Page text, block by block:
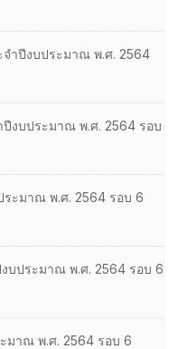
จำปีงบประมาณ พ.ศ. 2564
งบประมาณ พ.ศ. 2564 รอบ
ระมาณ พ.ศ. 2564 รอบ 6
บประมาณ พ.ศ. 2564 รอบ 6
มาณ พ.ศ. 2564 รอบ 6